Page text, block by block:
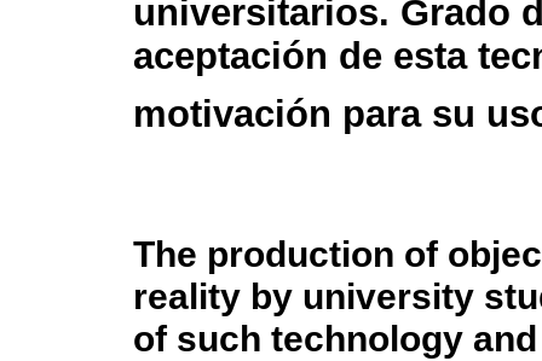
universitarios. Grado
aceptación de esta
motivación para su
The production of
reality by university
of such technology